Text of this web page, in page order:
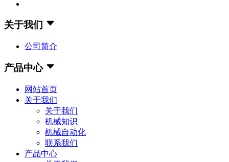
关于我们
公司简介
产品中心
网站首页
关于我们
关于我们
机械知识
机械自动化
联系我们
产品中心